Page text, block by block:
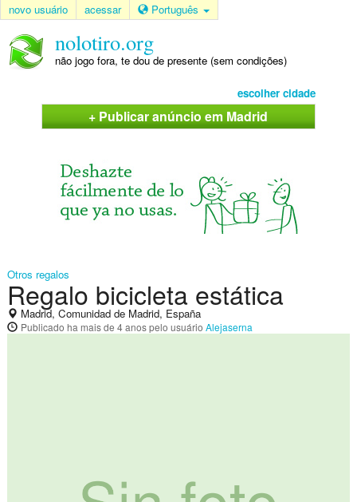
novo usuário acessar Português
nolotiro.org
não jogo fora, te dou de presente (sem condições)
escolher cidade
+ Publicar anúncio em Madrid
Otros regalos
Regalo bicicleta estática
Madrid, Comunidad de Madrid, España
Publicado ha mais de 4 anospelo usuário Alejaserna